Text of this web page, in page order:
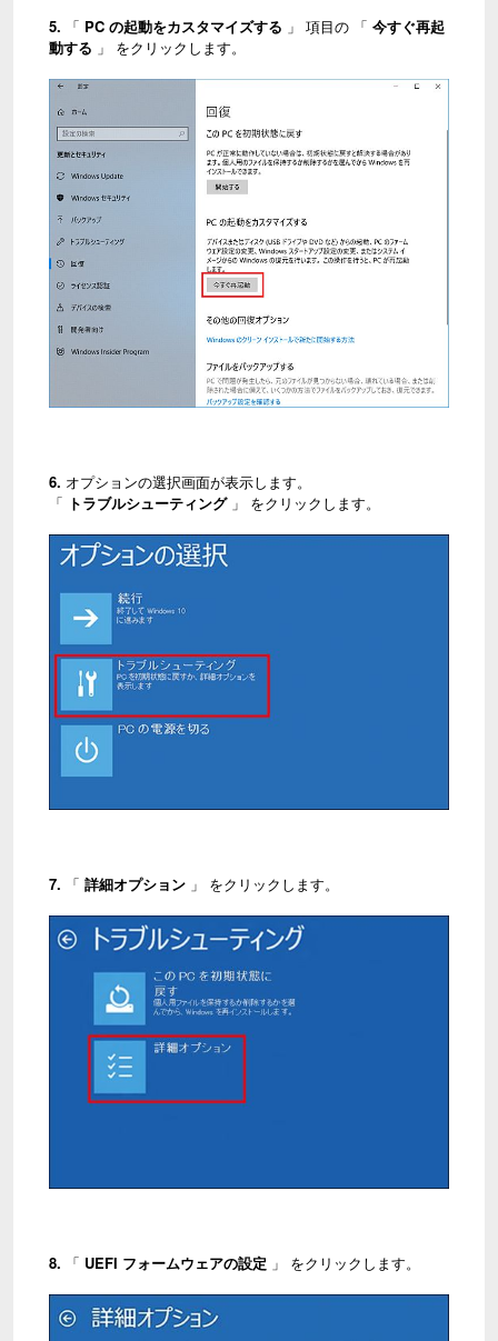
5. 「 PC の起動をカスタマイズする 」 項目の 「 今すぐ再起
動する 」 をクリックします。
6. オプションの選択画面が表示します。
「 トラブルシューティング」 をクリックします。
7. 「 詳細オプション 」 をクリックします。
8. 「 UEFI フォームウェアの設定 」 をクリックします。